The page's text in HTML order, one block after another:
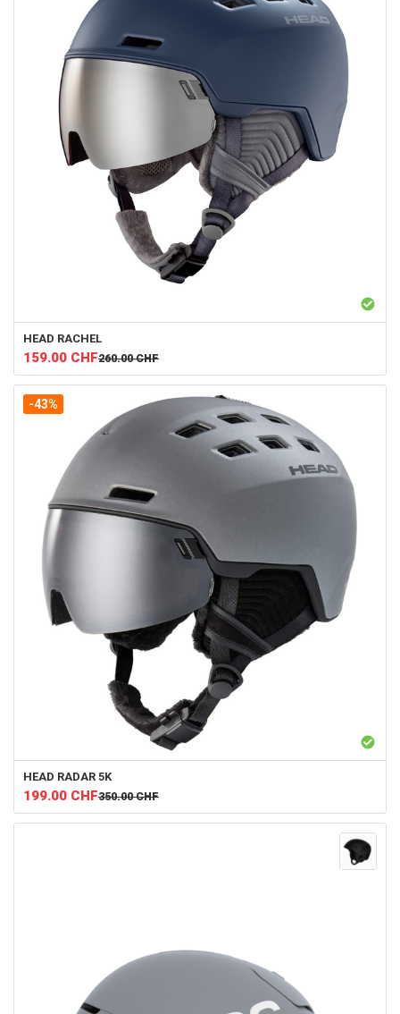
HEAD RACHEL
159.00 CHF260.00 CHF
-43%
HEAD RADAR 5K
199.00 CHF350.00 CHF